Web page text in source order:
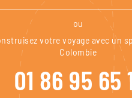
ou
votre voyage avec un
Colombie
01 86 95 65